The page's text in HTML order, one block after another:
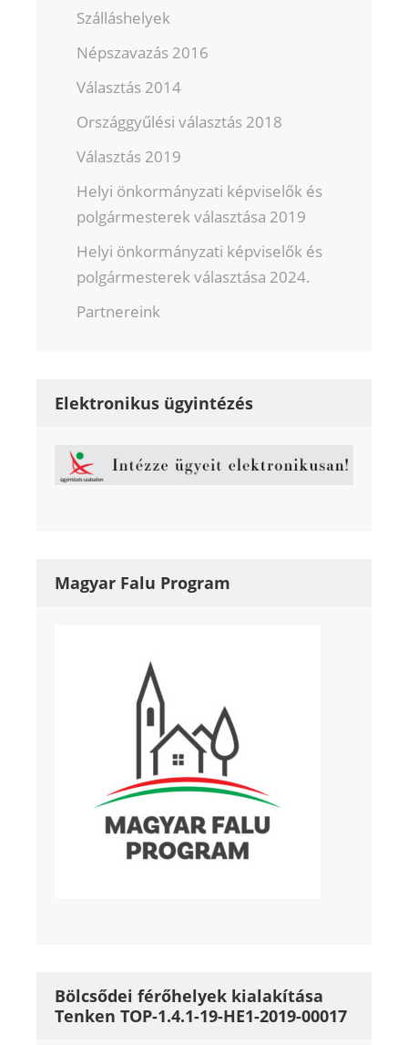
Szálláshelyek
Népszavazás 2016
Választás 2014
Országgyűlési választás 2018
Választás 2019
Helyi önkormányzati képviselők és
polgármesterek választása 2019
Helyi önkormányzati képviselők és
polgármesterek választása 2024.
Partnereink
Elektronikus ügyintézés
Magyar Falu Program
Bölcsődei férőhelyek kialakítása
Tenken TOP-1.4.1-19-HE1-2019-00017